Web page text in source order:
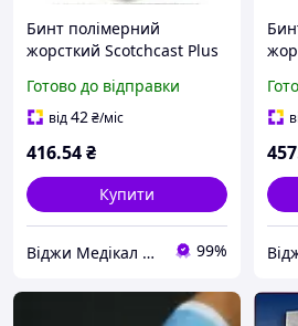
Бинт полімерний
жорсткий Scotchcast Plus
Готово до відправки
від42₴/міс
416.54₴
Купити
Віджи Медікал Україна - Інтернет-магазин медичних товарів 99%
457